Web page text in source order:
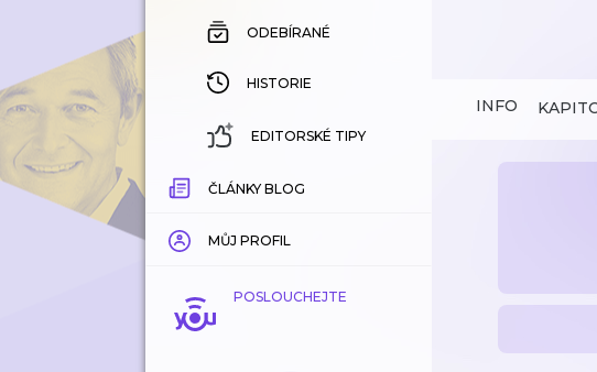
ODEBÍRANÉ
HISTORIE
EDITORSKÉ TIPY
ČLÁNKY BLOG
MŮJ PROFIL
POSLOUCHEJTE
INFO